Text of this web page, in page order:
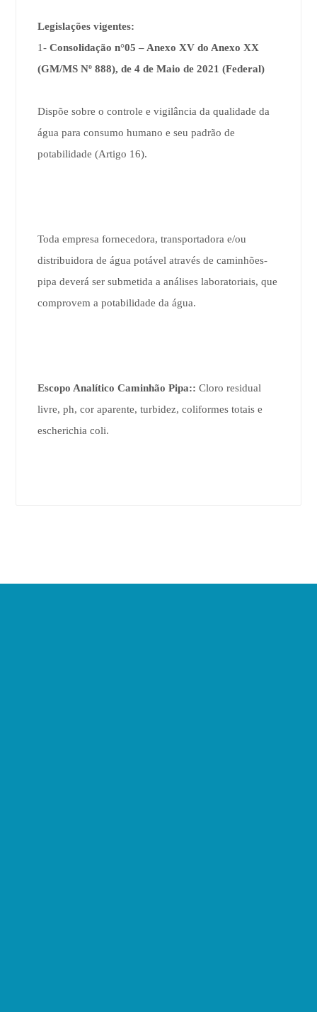
Legislações vigentes:
1-Consolidação n°05 – Anexo XV do Anexo XX
(GM/MS Nº 888), de 4 de Maio de 2021 (Federal)
Dispõe sobre o controle e vigilância da qualidade da
água para consumo humano e seu padrão de
potabilidade (Artigo 16).
Toda empresa fornecedora, transportadora e/ou
distribuidora de água potável através de caminhões-
pipa deverá ser submetida a análises laboratoriais, que
comprovem a potabilidade da água.
Escopo Analítico Caminhão Pipa:: Cloro residual
livre, ph, cor aparente, turbidez, coliformes totais e
escherichia coli.